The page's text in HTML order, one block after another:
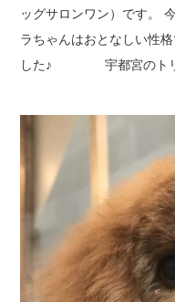
ッグサロンワン）です。
ラちゃんはおとなしい性
した♪ 宇都宮のト